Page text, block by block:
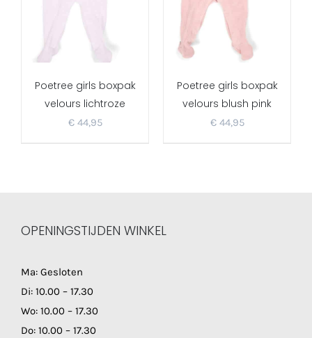
Poetree girls boxpak
velours lichtroze
€44,95
Poetree girls boxpak
velours blush pink
€44,95
OPENINGSTIJDEN WINKEL
Ma: Gesloten
Di: 10.00 – 17.30
Wo: 10.00 – 17.30
Do: 10.00 – 17.30